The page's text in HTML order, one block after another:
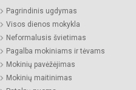
Pagrindinis ugdymas
Visos dienos mokykla
Neformalusis švietimas
Pagalba mokiniams ir tėvams
Mokinių pavėžėjimas
Mokinių maitinimas